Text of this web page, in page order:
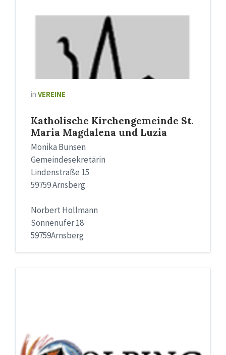
in VEREINE
Katholische Kirchengemeinde St.
Maria Magdalena und Luzia
Monika Bunsen
Gemeindesekretärin
Lindenstraße 15
59759 Arnsberg
Norbert Hollmann
Sonnenufer 18
59759Arnsberg